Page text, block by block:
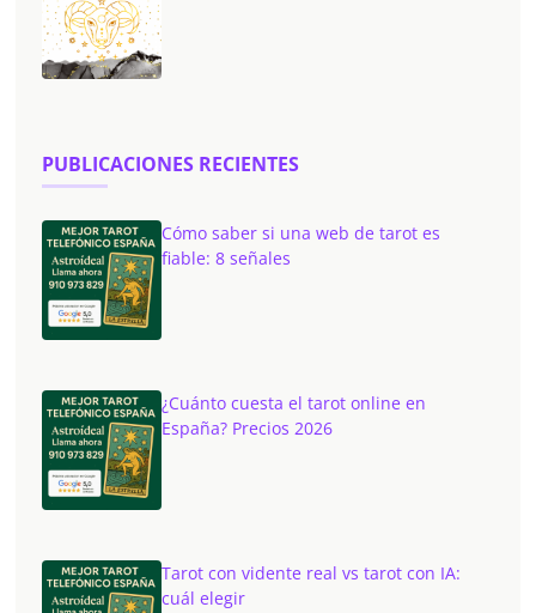
PUBLICACIONES RECIENTES
Cómo saber si una web de tarot es
fiable: 8 señales
¿Cuánto cuesta el tarot online en
España? Precios 2026
Tarot con vidente real vs tarot con IA:
cuál elegir